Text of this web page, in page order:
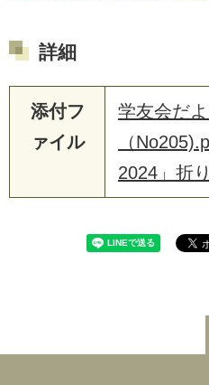
詳細
添付フ
ァイル
学友会だ
（
2024」折